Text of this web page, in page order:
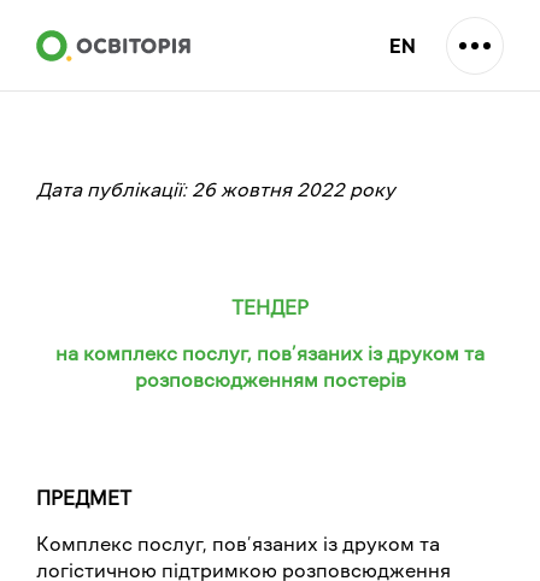
EN
Дата публікації: 26 жовтня 2022 року
ТЕНДЕР
на комплекс послуг, пов’язаних із друком та
розповсюдженням постерів
ПРЕДМЕТ
Комплекс послуг, пов’язаних із друком та
логістичною підтримкою розповсюдження